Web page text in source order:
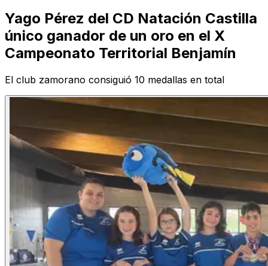
Yago Pérez del CD Natación Castilla
único ganador de un oro en el X
Campeonato Territorial Benjamín
El club zamorano consiguió 10 medallas en total